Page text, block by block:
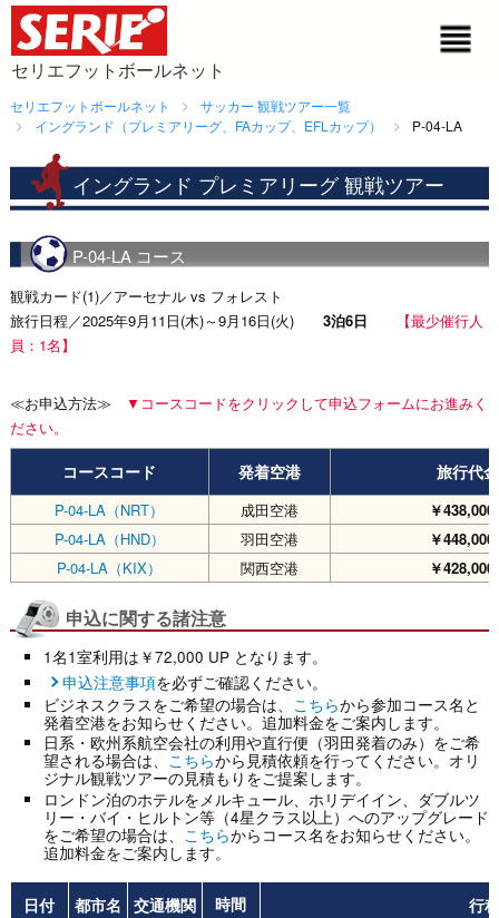
セリエフットボールネット
セリエフットボールネット
サッカー 観戦ツアー一覧
イングランド（プレミアリーグ、FAカップ、EFLカップ）
P-04-LA
イングランド プレミアリーグ 観戦ツアー
P-04-LA コース
観戦カード(1)／アーセナル vs フォレスト
旅行日程／2025年9月11日(木)～9月16日(火) 3泊6日
【最少催行人
員：1名】
≪お申込方法≫
▼コースコードをクリックして申込フォームにお進みく
ださい。
コースコード 発着空港 旅行代
P-04-LA（NRT） 成田空港 ￥438,000
P-04-LA（HND）
羽田空港 ￥448,000
P-04-LA（KIX）
関西空港 ￥428,000
申込に関する諸注意
1名1室利用は￥72,000 UP となります。
申込注意事項を必ずご確認ください。
ビジネスクラスをご希望の場合は、
こちらから参加コース名と
発着空港をお知らせください。追加料金をご案内します。
日系・欧州系航空会社の利用や直行便（羽田発着のみ）をご希
望される場合は、 こちらから見積依頼を行ってください。オリ
ジナル観戦ツアーの見積もりをご提案します。
ロンドン泊のホテルをメルキュール、ホリデイイン、ダブルツ
リー・バイ・ヒルトン等（4星クラス以上）へのアップグレード
をご希望の場合は、 こちらからコース名をお知らせください。
追加料金をご案内します。
日付 都市名 交通機関 時間 行程